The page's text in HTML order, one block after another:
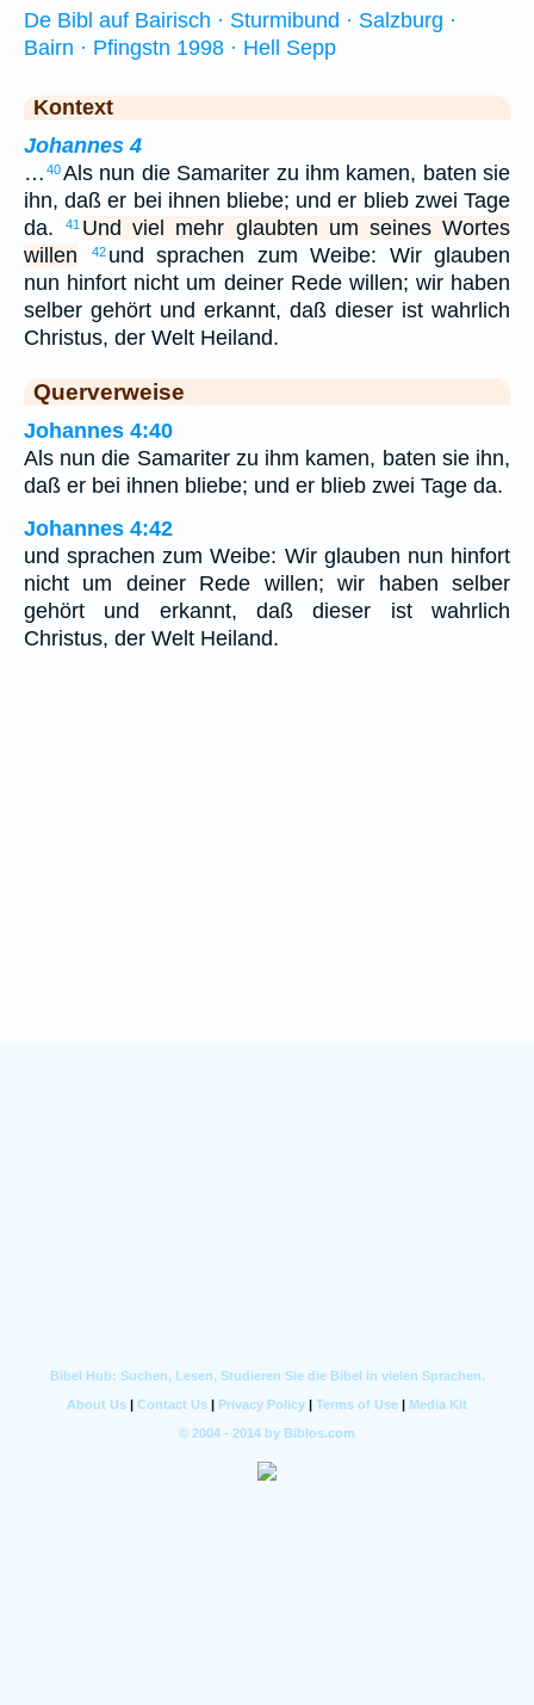
De Bibl auf Bairisch · Sturmibund · Salzburg ·
Bairn · Pfingstn 1998 · Hell Sepp
Kontext
Johannes 4
… 40Als nun die Samariter zu ihm kamen, baten sie
ihn, daß er bei ihnen bliebe; und er blieb zwei Tage
da.
41 Und viel mehr glaubten um seines Wortes
willen
42 und sprachen zum Weibe: Wir glauben
nun hinfort nicht um deiner Rede willen; wir haben
selber gehört und erkannt, daß dieser ist wahrlich
Christus, der Welt Heiland.
Querverweise
Johannes 4:40
Als nun die Samariter zu ihm kamen, baten sie ihn,
daß er bei ihnen bliebe; und er blieb zwei Tage da.
Johannes 4:42
und sprachen zum Weibe: Wir glauben nun hinfort
nicht um deiner Rede willen; wir haben selber
gehört und erkannt, daß dieser ist wahrlich
Christus, der Welt Heiland.